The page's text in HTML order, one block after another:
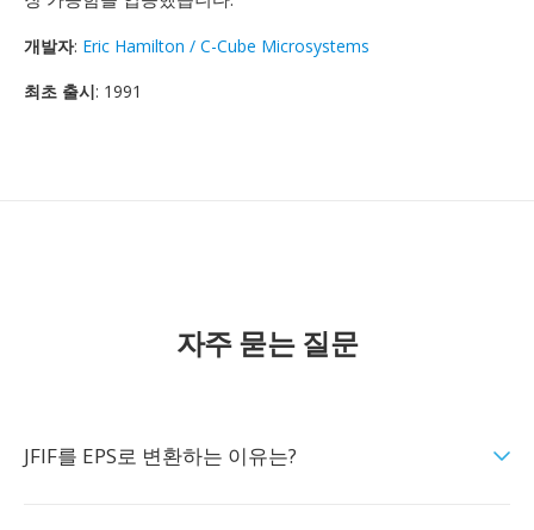
개발자: Eric Hamilton / C-Cube Microsystems
최초 출시: 1991
자주 묻는 질문
JFIF를 EPS로 변환하는 이유는?